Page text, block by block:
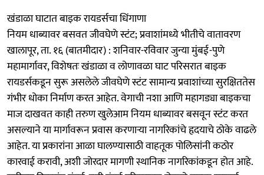
खंडाळा घाटात बाइक रायडर्सचा धिंगाणा
नियम धाब्यावर बसवत जीवघेणे स्टंट; प्रवाशांमध्ये भीतीचे वातावरण
खालापूर, ता. १६ (बातमीदार) : शनिवार-रविवार जुन्या मुंबई-पुणे
महामार्गावर, विशेषतः खंडाळा व लोणावळा घाट परिसरात बाइक
रायडर्सकडून सुरू असलेले जीवघेणे स्टंट सामान्य प्रवाशांच्या सुरक्षिततेस
गंभीर धोका निर्माण करत आहेत. वेगाची नशा आणि महागड्या बाइकचा
माज दाखवत काही तरुण खुलेआम नियम धाब्यावर बसवून स्टंट करत
असल्याने या मार्गावरून प्रवास करणाऱ्या नागरिकांचे हृदयाचे ठोके वाढले
आहेत. या प्रकारांना आळा घालण्यासाठी वाहतूक पोलिसांनी कठोर
कारवाई करावी, अशी जोरदार मागणी स्थानिक नागरिकांकडून होत आहे.